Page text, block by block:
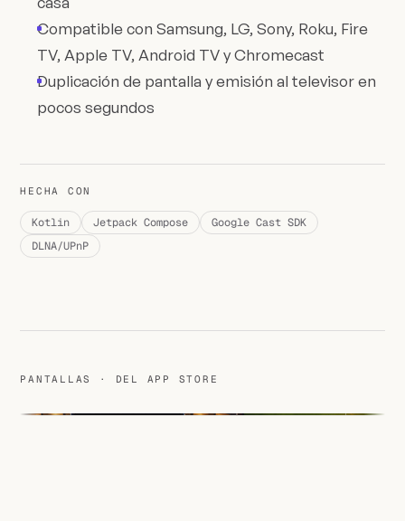
Compatible con Samsung, LG, Sony, Roku, Fire
TV, Apple TV, Android TV y Chromecast
Duplicación de pantalla y emisión al televisor en
pocos segundos
HECHA CON
Kotlin Jetpack Compose
Google Cast SDK
DLNA/UPnP
PANTALLAS · DEL APP STORE